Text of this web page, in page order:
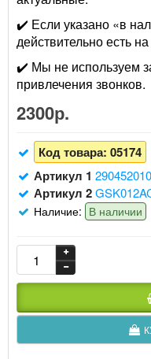
✔️ Если указано «в
действительно есть
✔️ Мы не используем
привлечения звонков.
2300р.
Код товара: 05174
Артикул 1
Артикул 2
Наличие: В наличии